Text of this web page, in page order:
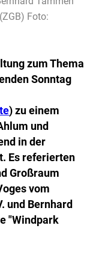
Foto:
zum Thema
Sonntag
) zu einem
und
in der
Es referierten
Großraum
vom
und Bernhard
"Windpark